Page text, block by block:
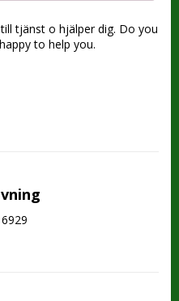
tjänst o hjälper dig. Do you
to help you.